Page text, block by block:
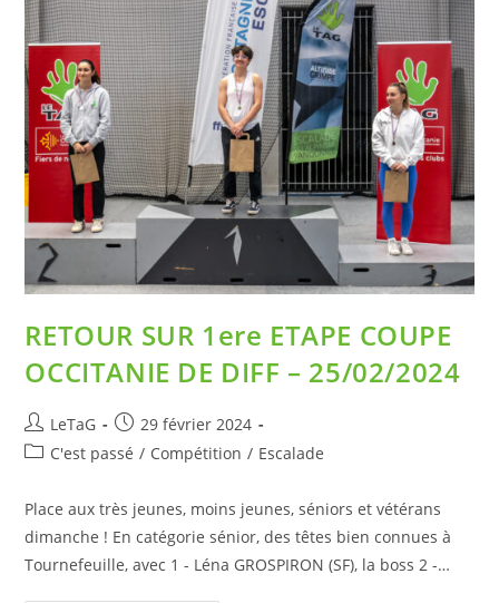
RETOUR SUR 1ere ETAPE COUPE
OCCITANIE DE DIFF – 25/02/2024
LeTaG
29 février 2024
C'est passé / Compétition / Escalade
Place aux très jeunes, moins jeunes, séniors et vétérans
dimanche ! En catégorie sénior, des têtes bien connues à
Tournefeuille, avec 1 - Léna GROSPIRON (SF), la boss 2 -…